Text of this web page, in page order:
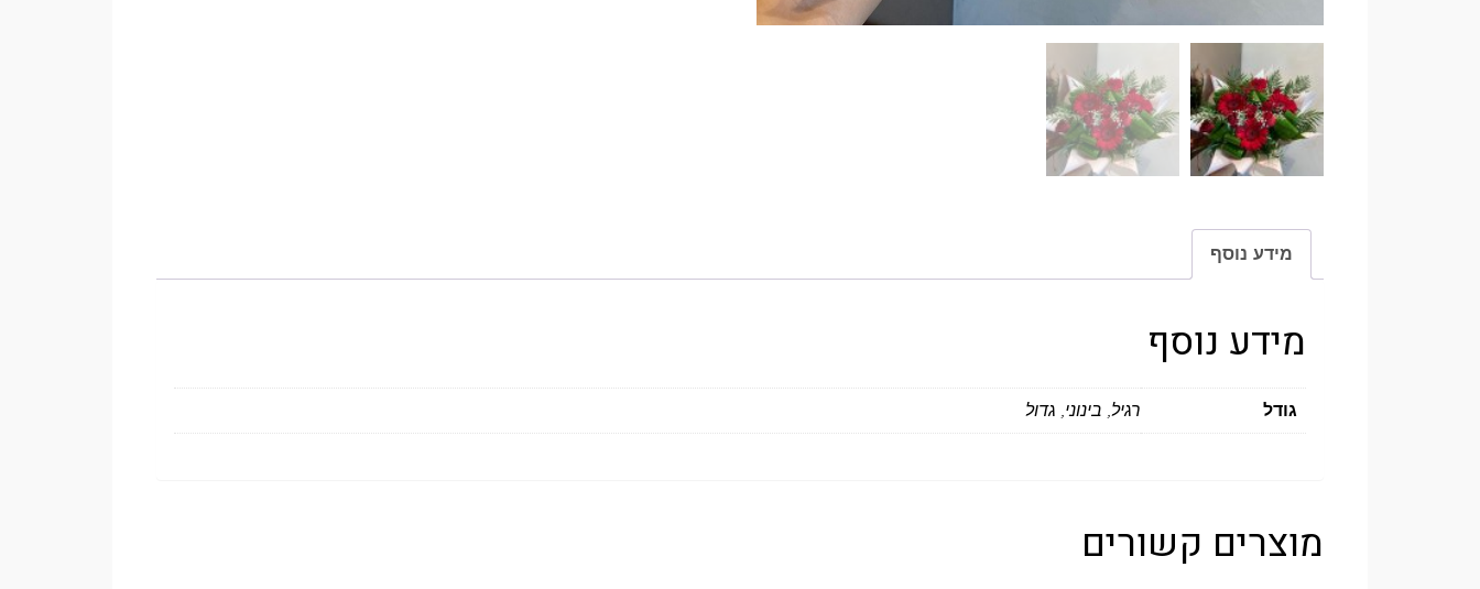
מידע נוסף
מידע נוסף
גודל רגיל, בינוני, גדול
מוצרים קשורים